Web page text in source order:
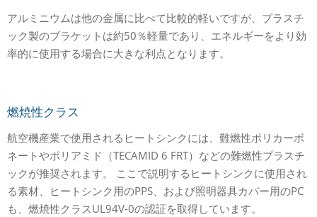
アルミニウムは他の金属に比べて比較的軽いですが、プラスチ
ック製のブラケットは約50％軽量であり、エネルギーをより効
率的に使用する場合に大きな利点となります。
燃焼性クラス
航空機産業で使用されるヒートシンクには、難燃性ポリカーボ
ネートやポリアミド（TECAMID 6 FRT）などの難燃性プラスチ
ックが推奨されます。 ここで説明するヒートシンクに使用され
る素材、ヒートシンク用のPPS、および照明器具カバー用のPC
も、燃焼性クラスUL94V-0の認証を取得しています。